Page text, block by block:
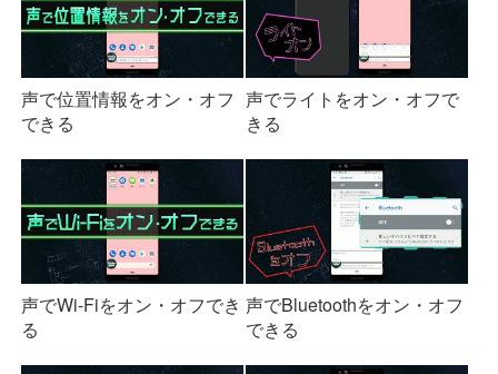
声で位置情報をオン・オフ
できる
声でライトをオン・オフで
きる
声でWi-Fiをオン・オフでき
る
声でBluetoothをオン・オフ
できる